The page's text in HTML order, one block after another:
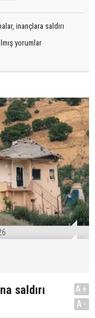
inançlara saldırı
yorumlar
saldırı
A+
A-